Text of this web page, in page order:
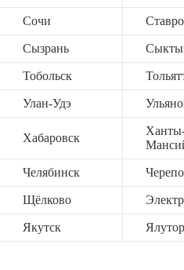
Сочи
Сызрань
Тобольск
Улан-Удэ
Хабаровск
Челябинск
Щёлково
Якутск